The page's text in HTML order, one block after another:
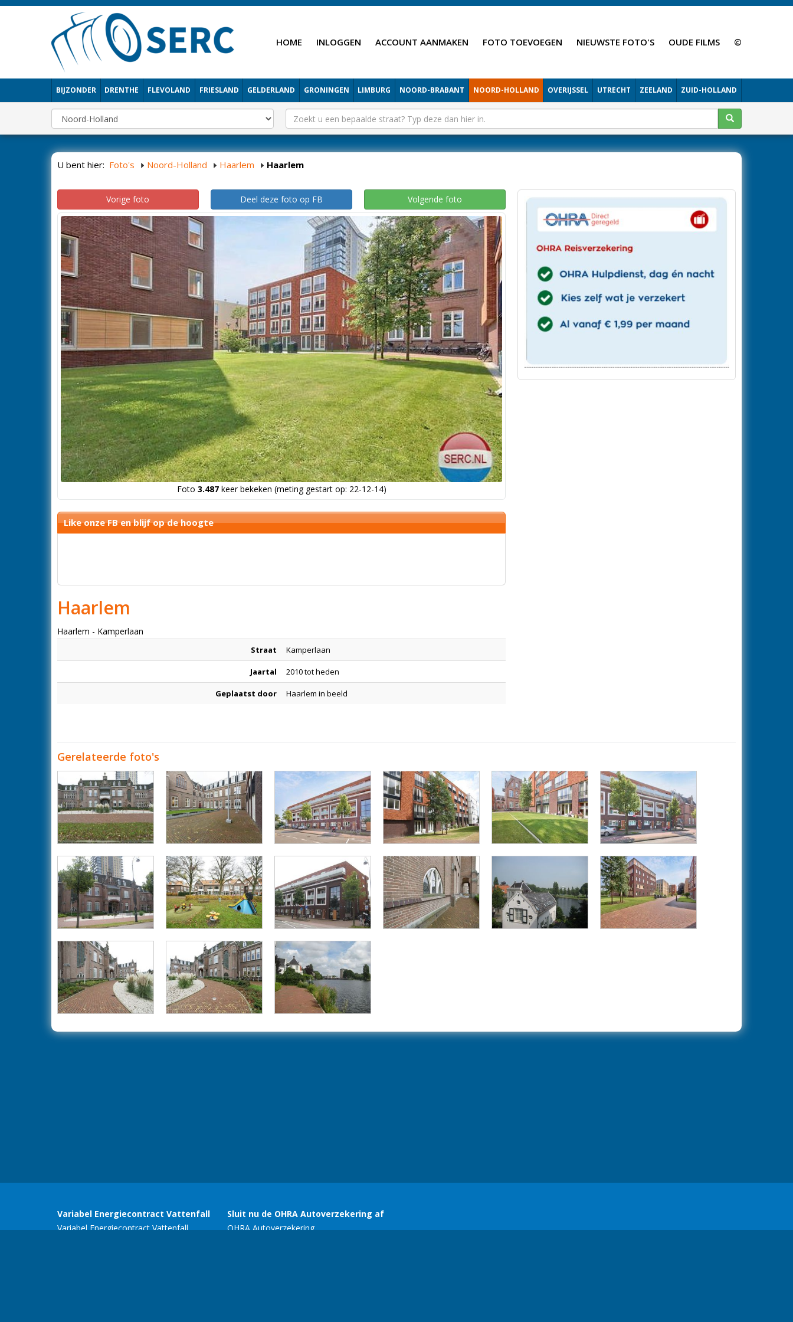
HOME INLOGGEN ACCOUNT AANMAKEN FOTO TOEVOEGEN NIEUWSTE FOTO'S OUDE FILMS ©
BIJZONDER DRENTHE FLEVOLAND FRIESLAND GELDERLAND GRONINGEN LIMBURG NOORD-BRABANT NOORD-HOLLAND OVERIJSSEL UTRECHT ZEELAND ZUID-HOLLAND
U bent hier: Foto's Noord-Holland Haarlem Haarlem
Vorige foto Deel deze foto op FB Volgende foto
Foto 3.487keer bekeken (meting gestart op: 22-12-14)
Like onze FB en blijf op de hoogte
Haarlem
Haarlem - Kamperlaan
Straat Kamperlaan
Jaartal 2010 tot heden
Geplaatst door Haarlem in beeld
Gerelateerde foto's